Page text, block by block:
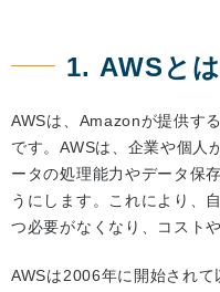
1. AWSと
AWSは、Amazonが提供す
です。AWSは、企業や個人
ータの処理能力やデータ保
うにします。これにより、
つ必要がなくなり、コスト
AWSは2006年に開始され